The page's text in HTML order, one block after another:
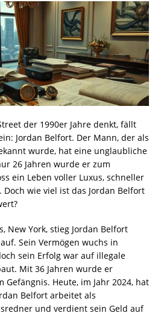
der 1990er Jahre denkt, fällt
Jordan Belfort. Der Mann, der als
wurde, hat eine unglaubliche
26 Jahren wurde er zum
ein Leben voller Luxus, schneller
wie viel ist das Jordan Belfort
New York, stieg Jordan Belfort
Sein Vermögen wuchs in
sein Erfolg war auf illegale
Mit 36 Jahren wurde er
Heute, im Jahr 2024, hat
Belfort arbeitet als
und verdient sein Geld auf